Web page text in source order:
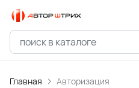
Главная Авторизация